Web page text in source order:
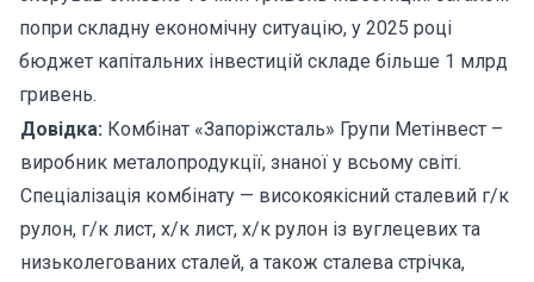
попри складну економічну ситуацію, у 2025 році
бюджет капітальних інвестицій складе більше 1 млрд
гривень.
Довідка: Комбінат «Запоріжсталь» Групи Метінвест –
виробник металопродукції, знаної у всьому світі.
Спеціалізація комбінату — високоякісний сталевий г/к
рулон, г/к лист, х/к лист, х/к рулон із вуглецевих та
низьколегованих сталей, а також сталева стрічка,